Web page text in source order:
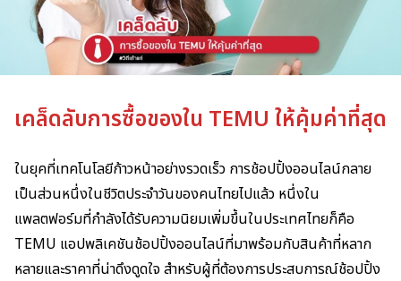
เคล็ดลับการซื้อของใน TEMU ให้คุ้มค่าที่สุด
ในยุคที่เทคโนโลยีก้าวหน้าอย่างรวดเร็ว การช้อปปิ้งออนไลน์กลาย
เป็นส่วนหนึ่งในชีวิตประจำวันของคนไทยไปแล้ว หนึ่งใน
แพลตฟอร์มที่กำลังได้รับความนิยมเพิ่มขึ้นในประเทศไทยก็คือ
TEMU แอปพลิเคชันช้อปปิ้งออนไลน์ที่มาพร้อมกับสินค้าที่หลาก
หลายและราคาที่น่าดึงดูดใจ สำหรับผู้ที่ต้องการประสบการณ์ช้อปปิ้ง